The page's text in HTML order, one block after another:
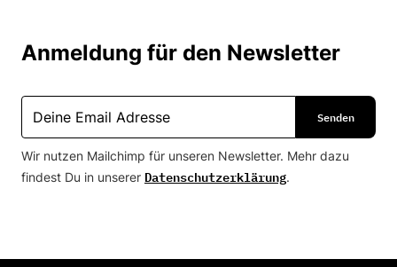
Anmeldung für den Newsletter
Wir nutzen Mailchimp für unseren Newsletter. Mehr dazu
findest Du in unserer Datenschutzerklärung.